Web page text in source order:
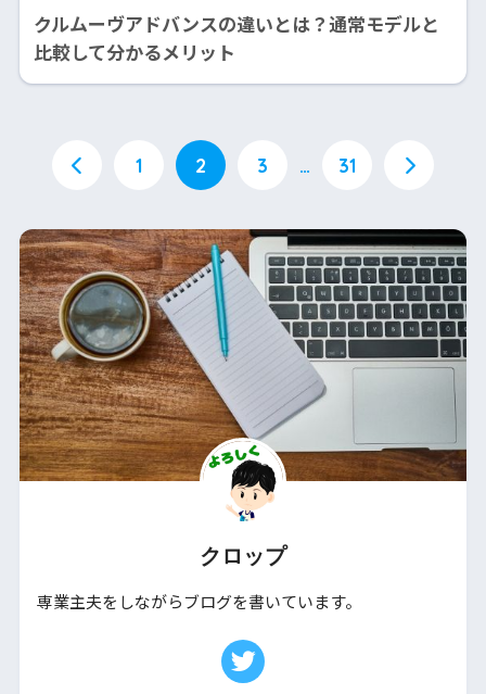
クルムーヴアドバンスの違いとは？通常モデルと
比較して分かるメリット
1 2 3 … 31
クロップ
専業主夫をしながらブログを書いています。